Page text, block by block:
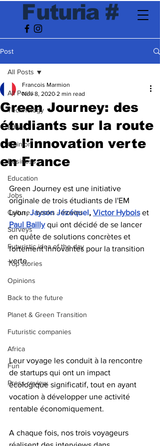
Futuria #
Post
All Posts
Technology
Ethics
Opinion
Business
Education
Jobs
Culture - books - movies
Surveys
Futuristic idea of the day
Top stories
Opinions
Back to the future
Planet & Green Transition
Futuristic companies
Africa
Fun
Press review
All Posts
Green Journey: des
étudiants sur la route
de l'innovation verte
en France
Francois Marmion
Nov 8, 2020 2 min read
Green Journey est une initiative
originale de trois étudiants de l'EM
Lyon, Jayson Jézéquel, Victor Hybois et
Paul Bailly qui ont décidé de se lancer
en quête de solutions concrètes et
fortement innovantes pour la transition
verte.
Leur voyage les conduit à la rencontre
de startups qui ont un impact
écologique significatif, tout en ayant
vocation à développer une activité
rentable économiquement.
A chaque fois, nos trois voyageurs